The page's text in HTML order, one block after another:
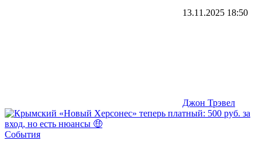
13.11.2025 18:50
Джон Трэвел
События